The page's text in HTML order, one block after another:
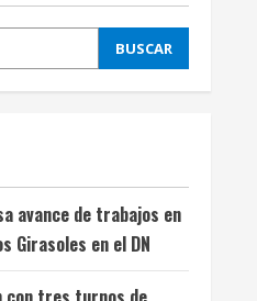
BUSCAR
avance de trabajos en
Girasoles en el DN